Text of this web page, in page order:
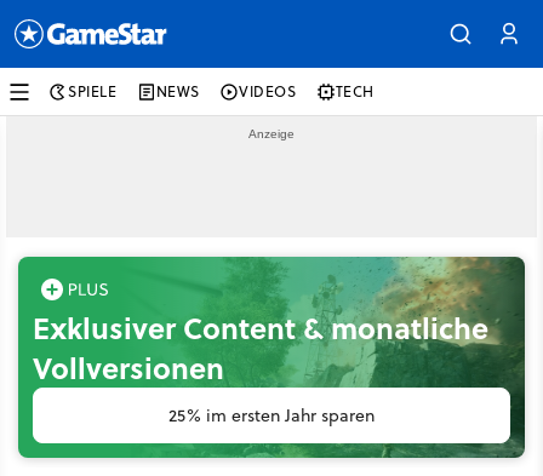
SPIELE NEWS VIDEOS TECH
Exklusiver Content & monatliche
Vollversionen
25% im ersten Jahr sparen